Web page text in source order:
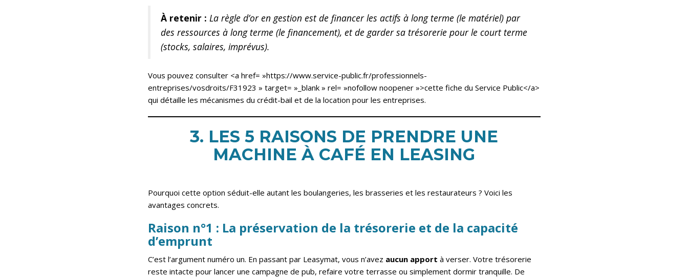
À retenir : La règle d’or en gestion est de financer les actifs à long terme (le matériel) par
des ressources à long terme (le financement), et de garder sa trésorerie pour le court terme
(stocks, salaires, imprévus).
Vous pouvez consulter <a href= »https://www.service-public.fr/professionnels-
entreprises/vosdroits/F31923 » target= »_blank » rel= »nofollow noopener »>cette fiche du Service Public</a>
qui détaille les mécanismes du crédit-bail et de la location pour les entreprises.
3. LES 5 RAISONS DE PRENDRE UNE
MACHINE À CAFÉ EN LEASING
Pourquoi cette option séduit-elle autant les boulangeries, les brasseries et les restaurateurs ? Voici les
avantages concrets.
Raison n°1 : La préservation de la trésorerie et de la capacité
d’emprunt
C’est l’argument numéro un. En passant par Leasymat, vous n’avez aucun apport à verser. Votre trésorerie
reste intacte pour lancer une campagne de pub, refaire votre terrasse ou simplement dormir tranquille. De